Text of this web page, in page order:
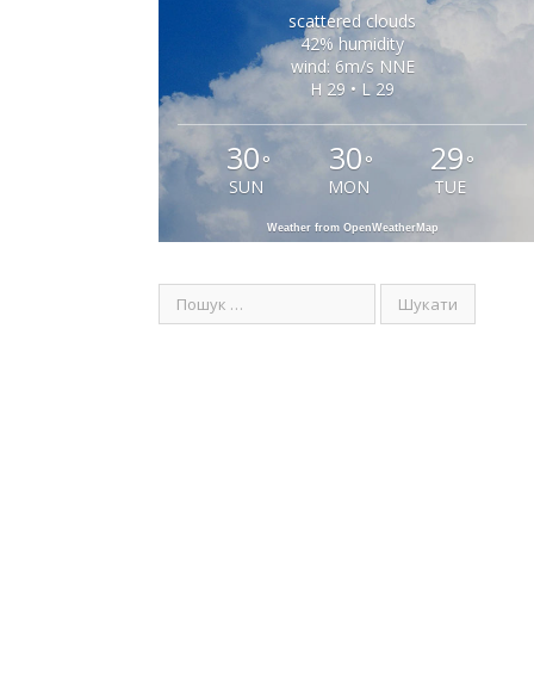
scattered clouds
42% humidity
wind: 6m/s NNE
H 29 • L 29
30 °
SUN
30 °
MON
29 °
TUE
Weather from OpenWeatherMap